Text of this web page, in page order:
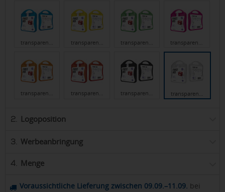
transparen… transparen… transparen… transparen…
transparen… transparen… transparen… transparen…
2. Logoposition
3. Werbeanbringung
4. Menge
Voraussichtliche Lieferung zwischen 09.09.–11.09. bei